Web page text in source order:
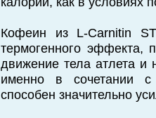
Кофеин из L-Carnitin
термогенного эффекта,
движение тела атлета и
именно в сочетании с
способен значительно